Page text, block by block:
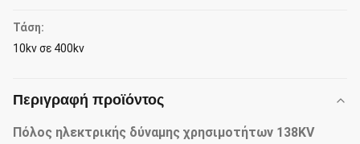
Τάση:
10kv σε 400kv
Περιγραφή προϊόντος
Πόλος ηλεκτρικής δύναμης χρησιμοτήτων 138KV